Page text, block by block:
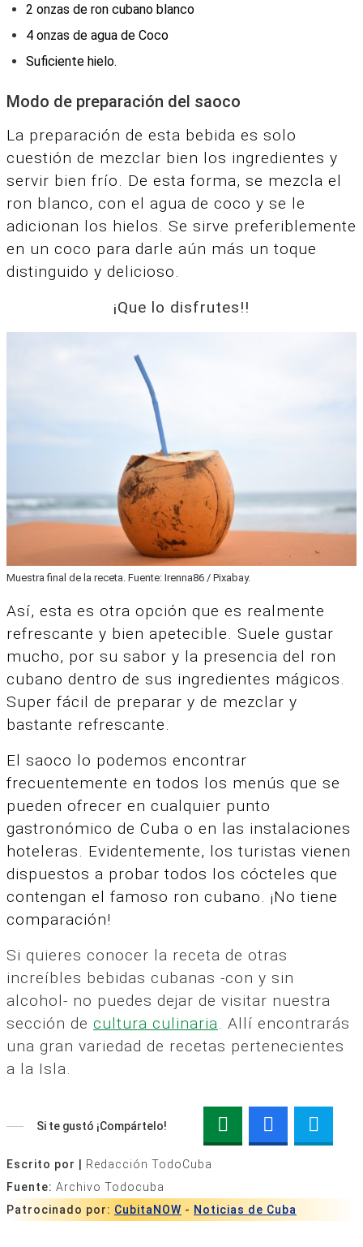
2 onzas de ron cubano blanco
4 onzas de agua de Coco
Suficiente hielo.
Modo de preparación del saoco
La preparación de esta bebida es solo
cuestión de mezclar bien los ingredientes y
servir bien frío. De esta forma, se mezcla el
ron blanco, con el agua de coco y se le
adicionan los hielos. Se sirve preferiblemente
en un coco para darle aún más un toque
distinguido y delicioso.
¡Que lo disfrutes!!
Muestra final de la receta. Fuente: Irenna86 / Pixabay.
Así, esta es otra opción que es realmente
refrescante y bien apetecible. Suele gustar
mucho, por su sabor y la presencia del ron
cubano dentro de sus ingredientes mágicos.
Super fácil de preparar y de mezclar y
bastante refrescante.
El saoco lo podemos encontrar
frecuentemente en todos los menús que se
pueden ofrecer en cualquier punto
gastronómico de Cuba o en las instalaciones
hoteleras. Evidentemente, los turistas vienen
dispuestos a probar todos los cócteles que
contengan el famoso ron cubano. ¡No tiene
comparación!
Si quieres conocer la receta de otras
increíbles bebidas cubanas -con y sin
alcohol- no puedes dejar de visitar nuestra
sección de cultura culinaria. Allí encontrarás
una gran variedad de recetas pertenecientes
a la Isla.
Si te gustó ¡Compártelo!
Escrito por |
Redacción TodoCuba
Fuente: Archivo Todocuba
Patrocinado por: CubitaNOW - Noticias de Cuba